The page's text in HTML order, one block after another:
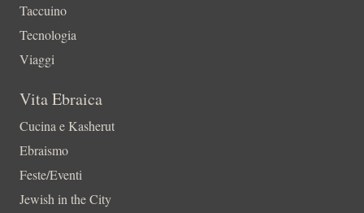
Taccuino
Tecnologia
Viaggi
Vita Ebraica
Cucina e Kasherut
Ebraismo
Feste/Eventi
Jewish in the City